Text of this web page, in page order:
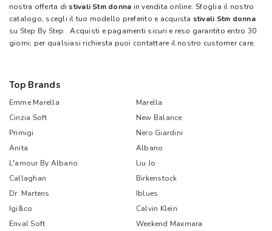
nostra offerta di stivali Stm donna in vendita online. Sfoglia il nostro
catalogo, scegli il tuo modello preferito e acquista stivali Stm donna
su Step By Step . Acquisti e pagamenti sicuri e reso garantito entro 30
giorni; per qualsiasi richiesta puoi contattare il nostro customer care.
Top Brands
Emme Marella
Marella
Cinzia Soft
New Balance
Primigi
Nero Giardini
Anita
Albano
L'amour By Albano
Liu Jo
Callaghan
Birkenstock
Dr. Martens
Iblues
Igi&co
Calvin Klein
Enval Soft
Weekend Maxmara